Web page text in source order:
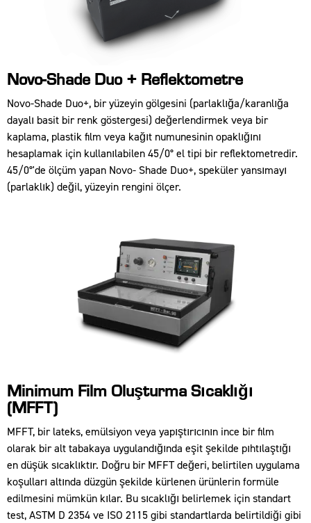
Novo-Shade Duo + Reflektometre
Novo-Shade Duo+, bir yüzeyin gölgesini (parlaklığa/karanlığa
dayalı basit bir renk göstergesi) değerlendirmek veya bir
kaplama, plastik film veya kağıt numunesinin opaklığını
hesaplamak için kullanılabilen 45/0° el tipi bir reflektometredir.
45/0°'de ölçüm yapan Novo- Shade Duo+, speküler yansımayı
(parlaklık) değil, yüzeyin rengini ölçer.
Minimum Film Oluşturma Sıcaklığı
(MFFT)
MFFT, bir lateks, emülsiyon veya yapıştırıcının ince bir film
olarak bir alt tabakaya uygulandığında eşit şekilde pıhtılaştığı
en düşük sıcaklıktır. Doğru bir MFFT değeri, belirtilen uygulama
koşulları altında düzgün şekilde kürlenen ürünlerin formüle
edilmesini mümkün kılar. Bu sıcaklığı belirlemek için standart
test, ASTM D 2354 ve ISO 2115 gibi standartlarda belirtildiği gibi